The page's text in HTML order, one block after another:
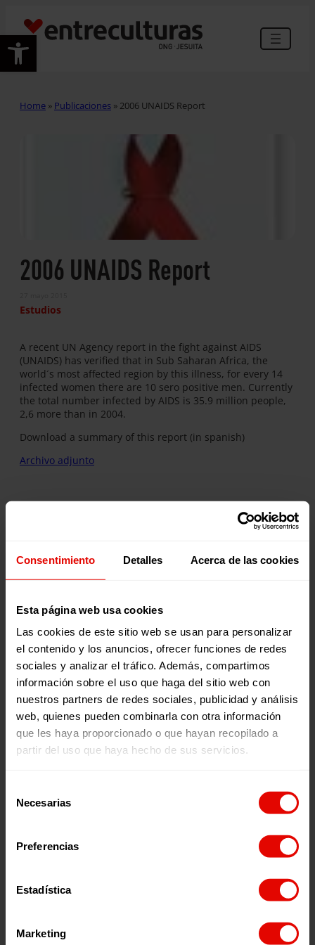
Consentimiento Detalles Acerca de las cookies
Esta página web usa cookies
Las cookies de este sitio web se usan para personalizar
el contenido y los anuncios, ofrecer funciones de redes
sociales y analizar el tráfico. Además, compartimos
información sobre el uso que haga del sitio web con
nuestros partners de redes sociales, publicidad y análisis
web, quienes pueden combinarla con otra información
que les haya proporcionado o que hayan recopilado a
partir del uso que haya hecho de sus servicios.
Necesarias
Preferencias
Estadística
Marketing
Abrir barra de herramientas
Home » Publicaciones » 2006 UNAIDS Report
2006 UNAIDS Report
Estudios
A recent UN Agency report in the fight against AIDS
(UNAIDS) has verified that in Sub Saharan Africa, the
world´s most affected region by this illness, for every 14
infected women there are 10 sero positive men. Currently
the total number infected by AIDS is 35.9 million people,
2,6 more than in 2004.
Download a summary of this report (in spanish)
Archivo adjunto
Publicaciones relacionadas:
Memorias
INFORME ANUAL
ENTRECULTURAS 2025
Revista trimestral
REVISTA TRIMESTRAL
101
¿Quieres recibir información?